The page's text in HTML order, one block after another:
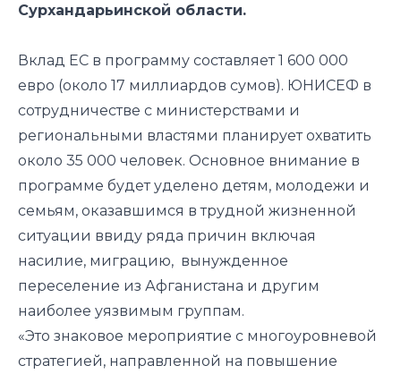
Сурхандарьинской области.
Вклад ЕС в программу составляет 1 600 000
евро (около 17 миллиардов сумов). ЮНИСЕФ в
сотрудничестве с министерствами и
региональными властями планирует охватить
около 35 000 человек. Основное внимание в
программе будет уделено детям, молодежи и
семьям, оказавшимся в трудной жизненной
ситуации ввиду ряда причин включая
насилие, миграцию, вынужденное
переселение из Афганистана и другим
наиболее уязвимым группам.
«Это знаковое мероприятие с многоуровневой
стратегией, направленной на повышение